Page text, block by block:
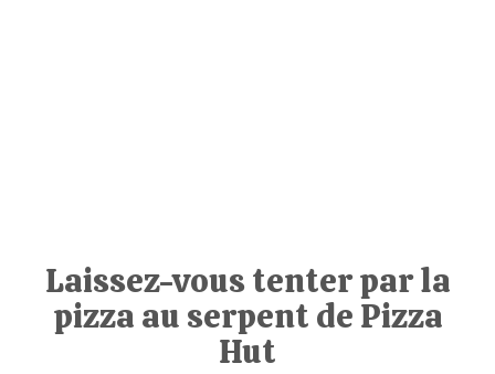
Laissez-vous tenter par la
pizza au serpent de Pizza
Hut